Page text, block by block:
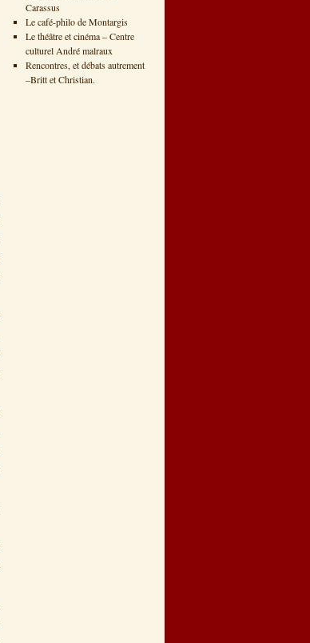
Carassus
Le café-philo de Montargis
Le théâtre et cinéma – Centre
culturel André malraux
Rencontres, et débats autrement
–Britt et Christian.